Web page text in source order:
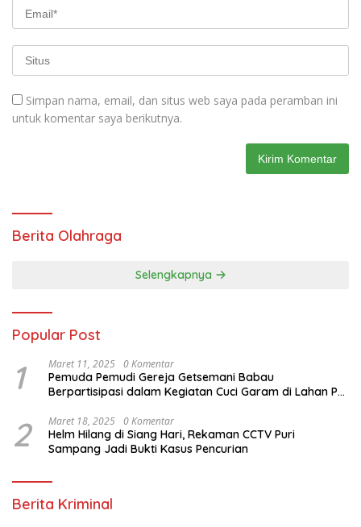
Simpan nama, email, dan situs web saya pada peramban ini
untuk komentar saya berikutnya.
Berita Olahraga
Selengkapnya
Popular Post
1 Maret 11, 2025 0 Komentar
Pemuda Pemudi Gereja Getsemani Babau
Berpartisipasi dalam Kegiatan Cuci Garam di Lahan PT.
Kegiatan Paskah
2 Maret 18, 2025 0 Komentar
Helm Hilang di Siang Hari, Rekaman CCTV Puri
Sampang Jadi Bukti Kasus Pencurian
Berita Kriminal